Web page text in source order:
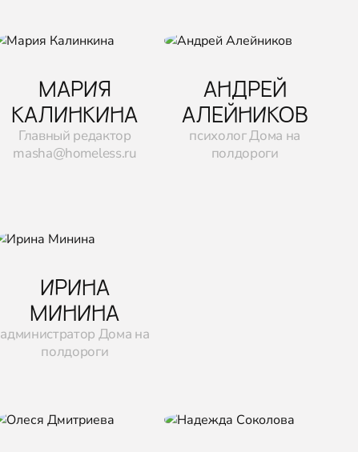
МАРИЯ
КАЛИНКИНА
Главный редактор
masha@homeless.ru
АНДРЕЙ
АЛЕЙНИКОВ
психолог Дома на
полдороги
ИРИНА
МИНИНА
администратор Дома на
полдороги